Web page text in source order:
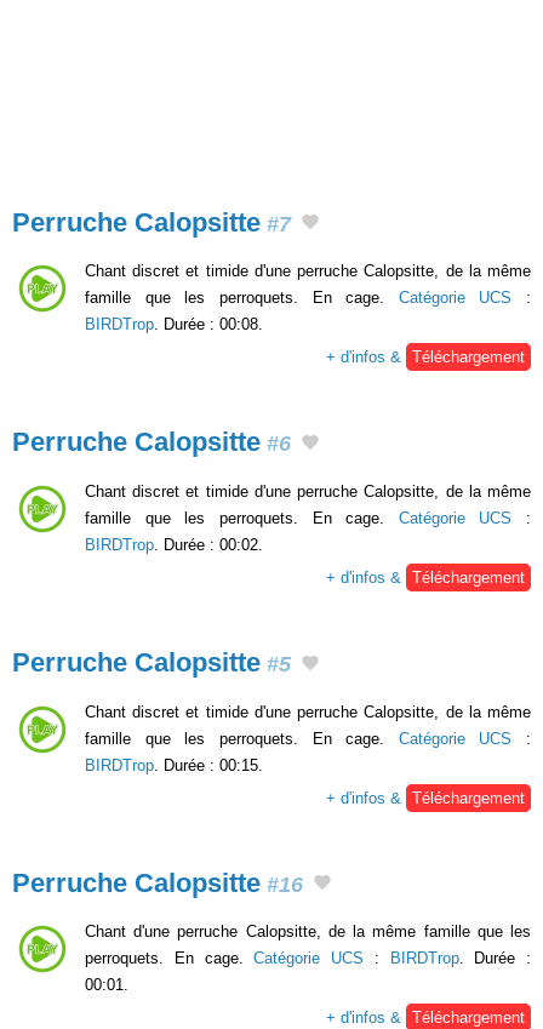
Perruche Calopsitte #7
Chant discret et timide d'une perruche Calopsitte, de la même
famille que les perroquets. En cage. Catégorie UCS :
BIRDTrop. Durée : 00:08.
+ d'infos & Téléchargement
Perruche Calopsitte #6
Chant discret et timide d'une perruche Calopsitte, de la même
famille que les perroquets. En cage. Catégorie UCS :
BIRDTrop . Durée : 00:02.
+ d'infos &
Téléchargement
Perruche Calopsitte #5
Chant discret et timide d'une perruche Calopsitte, de la même
famille que les perroquets. En cage. Catégorie UCS :
BIRDTrop . Durée : 00:15.
+ d'infos &
Téléchargement
Perruche Calopsitte #16
Chant d'une perruche Calopsitte, de la même famille que les
perroquets. En cage.Catégorie UCS : BIRDTrop. Durée :
00:01.
+ d'infos & Téléchargement